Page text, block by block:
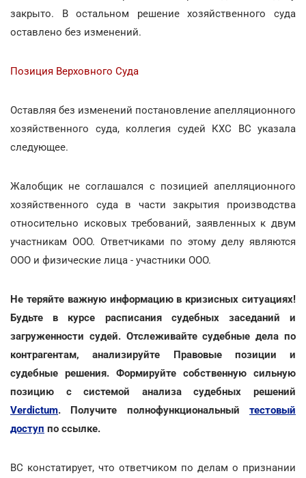
закрыто. В остальном решение хозяйственного суда
оставлено без изменений.
Позиция Верховного Суда
Оставляя без изменений постановление апелляционного
хозяйственного суда, коллегия судей КХС ВС указала
следующее.
Жалобщик не соглашался с позицией апелляционного
хозяйственного суда в части закрытия производства
относительно исковых требований, заявленных к двум
участникам ООО. Ответчиками по этому делу являются
ООО и физические лица - участники ООО.
Не теряйте важную информацию в кризисных ситуациях!
Будьте в курсе расписания судебных заседаний и
загруженности судей. Отслеживайте судебные дела по
контрагентам, анализируйте Правовые позиции и
судебные решения. Формируйте собственную сильную
позицию с системой анализа судебных решений
Verdictum. Получите полнофункциональный тестовый
доступ по ссылке.
ВС констатирует, что ответчиком по делам о признании